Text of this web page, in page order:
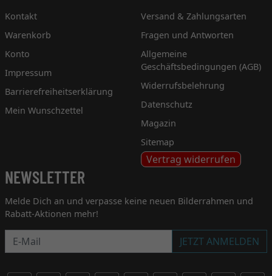
Kontakt
Warenkorb
Konto
Impressum
Barrierefreiheitserklärung
Mein Wunschzettel
Versand & Zahlungsarten
Fragen und Antworten
Allgemeine
Geschäftsbedingungen (AGB)
Widerrufsbelehrung
Datenschutz
Magazin
Sitemap
Vertrag widerrufen
NEWSLETTER
Melde Dich an und verpasse keine neuen Bilderrahmen und
Rabatt-Aktionen mehr!
Newsletter
JETZT ANMELDEN